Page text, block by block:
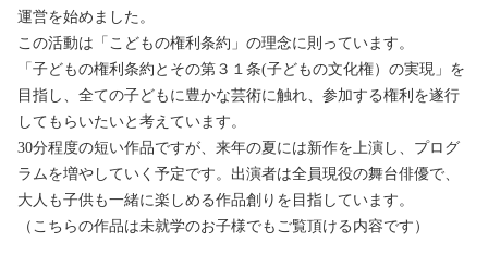
運営を始めました。
この活動は「こどもの権利条約」の理念に則っています。
「子どもの権利条約とその第３１条(子どもの文化権）の実現」を
目指し、全ての子どもに豊かな芸術に触れ、参加する権利を遂行
してもらいたいと考えています。
30分程度の短い作品ですが、来年の夏には新作を上演し、プログ
ラムを増やしていく予定です。出演者は全員現役の舞台俳優で、
大人も子供も一緒に楽しめる作品創りを目指しています。
（こちらの作品は未就学のお子様でもご覧頂ける内容です）